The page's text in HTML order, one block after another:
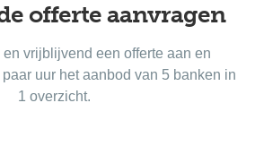
offerte aanvragen
vrijblijvend een offerte aan en
uur het aanbod van 5 banken in
1 overzicht.